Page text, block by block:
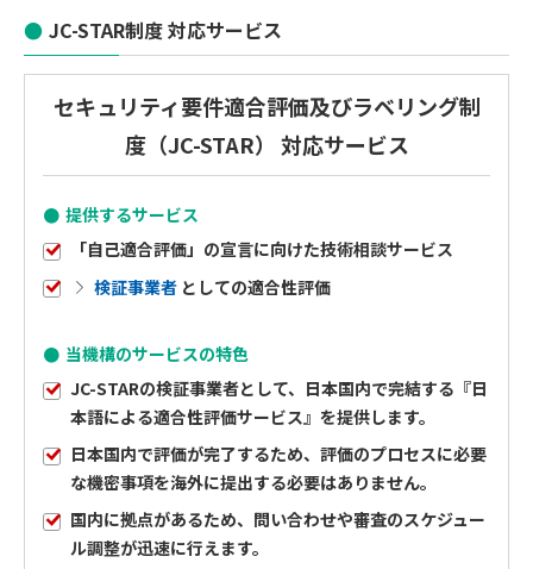
JC-STAR制度 対応サービス
セキュリティ要件適合評価及びラベリング制
度（JC-STAR） 対応サービス
提供するサービス
「自己適合評価」の宣言に向けた技術相談サービス
検証事業者 としての適合性評価
当機構のサービスの特色
JC-STARの検証事業者として、日本国内で完結する『日
本語による適合性評価サービス』を提供します。
日本国内で評価が完了するため、評価のプロセスに必要
な機密事項を海外に提出する必要はありません。
国内に拠点があるため、問い合わせや審査のスケジュー
ル調整が迅速に行えます。